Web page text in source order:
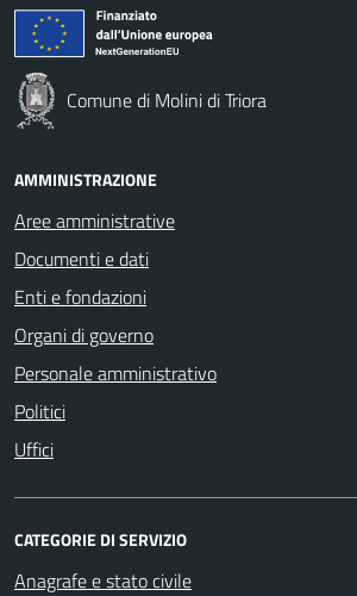
Comune di Molini di Triora
AMMINISTRAZIONE
Aree amministrative
Documenti e dati
Enti e fondazioni
Organi di governo
Personale amministrativo
Politici
Uffici
CATEGORIE DI SERVIZIO
Anagrafe e stato civile